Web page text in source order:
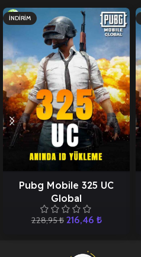
İNDIRIM
Pubg Mobile 325 UC
Global
228,95₺ 216,46 ₺